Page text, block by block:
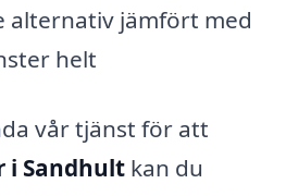
alternativ jämfört med
helt
vår tjänst för att
i Sandhult kan du